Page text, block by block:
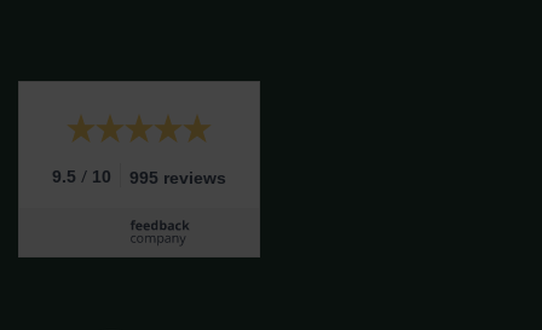
9.5 / 10 995 reviews